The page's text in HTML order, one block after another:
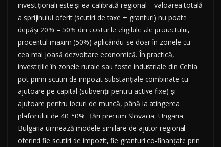
investiționali este și ea calibrată regional – valoarea totală
a sprijinului oferit (scutiri de taxe + granturi) nu poate
depăși 20% – 50% din costurile eligibile ale proiectului,
procentul maxim (50%) aplicându-se doar în zonele cu
cea mai joasă dezvoltare economică. În practică,
investițiile în zonele rurale sau foste industriale din Cehia
pot primi scutiri de impozit substanțiale combinate cu
ajutoare pe capital (subvenții pentru active fixe) și
ajutoare pentru locuri de muncă, până la atingerea
plafonului de 40-50%. Țări precum Slovacia, Ungaria,
Bulgaria urmează modele similare de ajutor regional –
oferind fie scutiri de impozit, fie granturi co-finanțate prin